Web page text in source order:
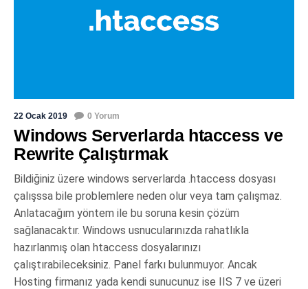
22 Ocak 2019 0 Yorum
Windows Serverlarda htaccess ve
Rewrite Çalıştırmak
Bildiğiniz üzere windows serverlarda .htaccess dosyası
çalışssa bile problemlere neden olur veya tam çalışmaz.
Anlatacağım yöntem ile bu soruna kesin çözüm
sağlanacaktır. Windows usnucularınızda rahatlıkla
hazırlanmış olan htaccess dosyalarınızı
çalıştırabileceksiniz. Panel farkı bulunmuyor. Ancak
Hosting firmanız yada kendi sunucunuz ise IIS 7 ve üzeri